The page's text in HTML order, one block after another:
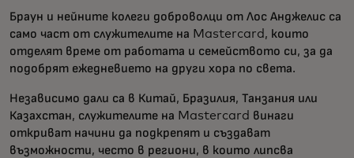
Браун и нейните колеги доброволци от Лос Анджелис са
само част от служителите на Mastercard, които
отделят време от работата и семейството си, за да
подобрят ежедневието на други хора по света.
Независимо дали са в Китай, Бразилия, Танзания или
Казахстан, служителите на Mastercard винаги
откриват начини да подкрепят и създават
възможности, често в региони, в които липсва